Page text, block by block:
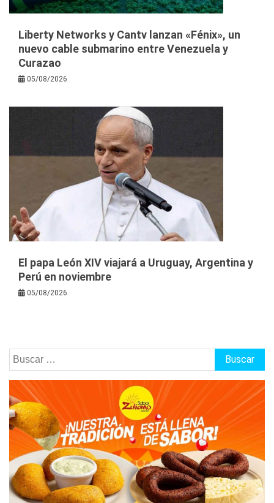
Liberty Networks y Cantv lanzan «Fénix», un
nuevo cable submarino entre Venezuela y
Curazao
05/08/2026
El papa León XIV viajará a Uruguay, Argentina y
Perú en noviembre
05/08/2026
Buscar: